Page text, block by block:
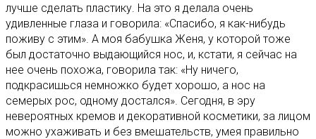
лучше сделать пластику. На это я делала очень
удивленные глаза и говорила: «Спасибо, я как-нибудь
поживу с этим». А моя бабушка Женя, у которой тоже
был достаточно выдающийся нос, и, кстати, я сейчас на
нее очень похожа, говорила так: «Ну ничего,
подкрасишься немножко будет хорошо, а нос на
семерых рос, одному достался». Сегодня, в эру
невероятных кремов и декоративной косметики, за лицом
можно ухаживать и без вмешательств, умея правильно